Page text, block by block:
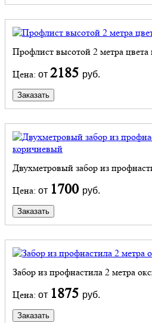
Профлист высотой 2 метра цвета
Цена: от 2185 руб.
Заказать
Двухметровый забор из
Цена: от 1700 руб.
Заказать
Забор из профнастила 2 метра
Цена: от 1875 руб.
Заказать